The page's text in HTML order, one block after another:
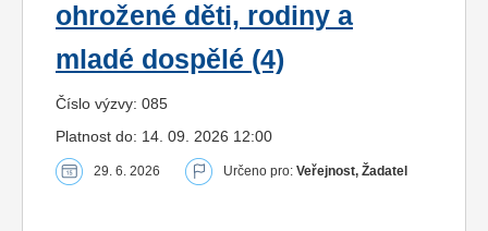
ohrožené děti, rodiny a
mladé dospělé (4)
Číslo výzvy: 085
Platnost do: 14. 09. 2026 12:00
29. 6. 2026 Určeno pro: Veřejnost, Žadatel